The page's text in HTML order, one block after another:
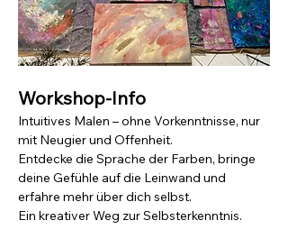
Workshop-Info
Intuitives Malen – ohne Vorkenntnisse, nur
mit Neugier und Offenheit.
Entdecke die Sprache der Farben, bringe
deine Gefühle auf die Leinwand und
erfahre mehr über dich selbst.
Ein kreativer Weg zur Selbsterkenntnis.